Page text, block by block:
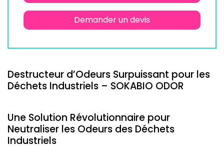
Demander un devis
Destructeur d’Odeurs Surpuissant pour les
Déchets Industriels – SOKABIO ODOR
Une Solution Révolutionnaire pour
Neutraliser les Odeurs des Déchets
Industriels